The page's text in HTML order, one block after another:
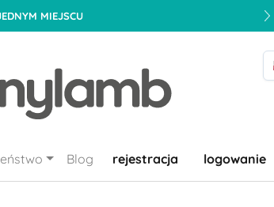
MIEJSCU
Blog rejestracja logowanie